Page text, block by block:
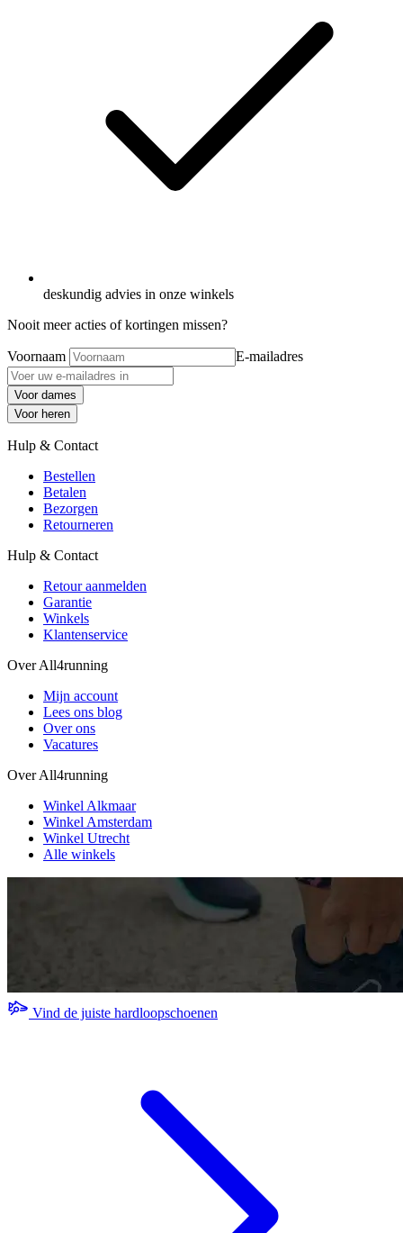
deskundig advies in onze winkels
Nooit meer acties of kortingen missen?
Voornaam E-mailadres
Voor dames
Voor heren
Hulp & Contact
Bestellen
Betalen
Bezorgen
Retourneren
Hulp & Contact
Retour aanmelden
Garantie
Winkels
Klantenservice
Over All4running
Mijn account
Lees ons blog
Over ons
Vacatures
Over All4running
Winkel Alkmaar
Winkel Amsterdam
Winkel Utrecht
Alle winkels
Vind de juiste hardloopschoenen